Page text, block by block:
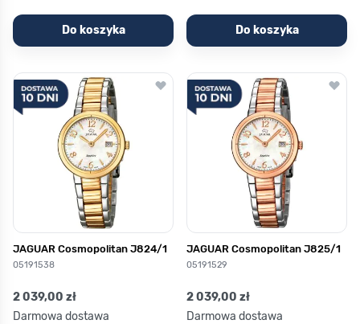
Do koszyka Do koszyka
JAGUAR Cosmopolitan J824/1
05191538
2 039,00 zł
Darmowa dostawa
JAGUAR Cosmopolitan J825/1
05191529
2 039,00 zł
Darmowa dostawa